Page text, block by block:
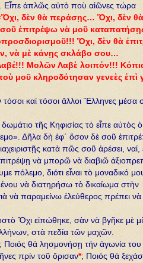
Εἶπε ἁπλῶς αὐτὸ ποὺ αἰῶνες τώρα
δὲν θὰ περάσῃς… Ὄχι, δὲν
ἐπιτρέψω νὰ μοῦ
Ὄχι, δὲν θὰ
νὰ μὲ κάνῃς σκλάβο σου…
Μολῶν Λαβὲ λοιπόν!!!
μοῦ κληροδότησαν γενεὲς ἐπὶ
καί τόσοι ἄλλοι Ἕλληνες μέσα
τῆς Κηφισίας τὸ εἶπε αὐτὸς ὁ
Δῆλα δὴ ἐφ΄ ὅσον δὲ σοῦ
κατὰ πῶς σοῦ ἀρέσει, ναί,
νὰ μπορῶ νὰ διαβιῶ
πόλεμο, διότι εἶναι τὸ μοναδικό
νὰ διατηρήσω τὸ δικαίωμα στὴν
νὰ παραμείνω ἐλεύθερος πρέπει
Ὄχι εἰπώθηκε, σὰν νὰ βγῆκε μὲ
στὰ πεδία τῶν μαχῶν.
Ποιός θά λησμονήσῃ τήν ἀγωνία του
πρίν τοῦ ὅρισαν*; Ποιός θά